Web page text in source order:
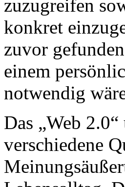
zuzugreifen
konkret
zuvor
einem
notwendig
Das „Web
verschiedene